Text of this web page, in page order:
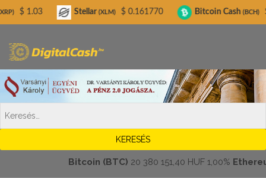
Bitcoin (BTC) 20 380 151,40 HUF1,00% Ethereum
Stellar(XLM) $ 0.161770 Bitcoin Cash(BCH) $ 216.21
Digitalcash.hu